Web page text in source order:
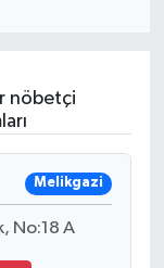
nöbetçi
Melikgazi
No:18 A